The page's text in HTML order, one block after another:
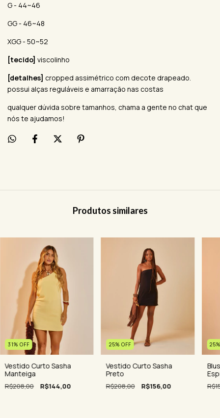
G - 44~46
GG - 46~48
XGG - 50~52
[tecido] viscolinho
[detalhes] cropped assimétrico com decote drapeado.
possui alças reguláveis e amarração nas costas
qualquer dúvida sobre tamanhos, chama a gente no chat que
nós te ajudamos!
Produtos similares
31% OFF
Vestido Curto Sasha
Manteiga
R$208,00 R$144,00
25% OFF
Vestido Curto Sasha
Preto
R$208,00 R$156,00
25